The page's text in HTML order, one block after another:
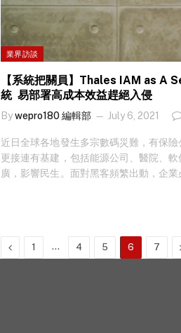
業界訪談
【系統把關員】Thales IAM as A
統 易部署高成本效益趕絕入侵
Bywepro180 編輯部 July 6, 2021
近日全球各地發生多宗數碼災難，有保
更接連有基建，包括能源公司、醫院、
廣，影響民生。面對黑客頻繁出動，企
懶全部用上同一組密碼，一旦遭黑客盜
Thales 大中華及韓國雲數據保護與軟件
補漏洞，便需監察好每個入口，「加多
或勒索軟件攻擊，其導致原因都有機會
Previous
1 … 4 5 6 7